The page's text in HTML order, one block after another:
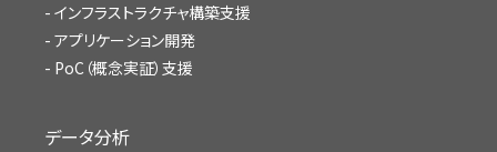
インフラストラクチャ構築支援
アプリケーション開発
PoC（概念実証）支援
データ分析